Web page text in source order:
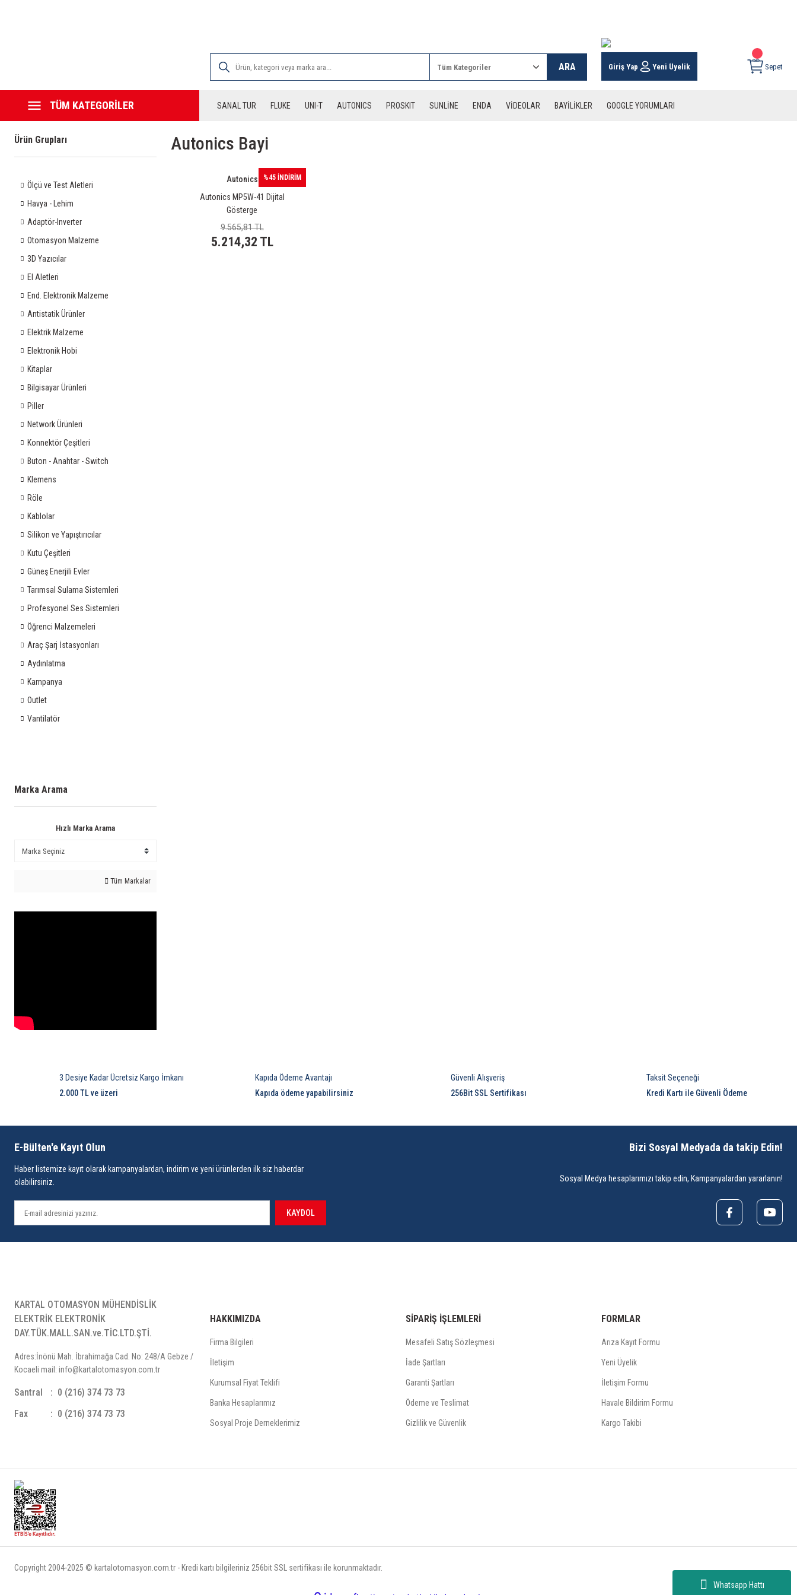
Whatsapp Hattı
ARA Giriş Yap Yeni Üyelik Sepet
TÜM KATEGORİLER SANAL TUR FLUKE UNI-T AUTONICS PROSKIT SUNLİNE ENDA VİDEOLAR BAYİLİKLER GOOGLE YORUMLARI
Ürün Grupları
Ölçü ve Test Aletleri
Havya - Lehim
Adaptör-Inverter
Otomasyon Malzeme
3D Yazıcılar
El Aletleri
End. Elektronik Malzeme
Antistatik Ürünler
Elektrik Malzeme
Elektronik Hobi
Kitaplar
Bilgisayar Ürünleri
Piller
Network Ürünleri
Konnektör Çeşitleri
Buton - Anahtar - Switch
Klemens
Röle
Kablolar
Silikon ve Yapıştırıcılar
Kutu Çeşitleri
Güneş Enerjili Evler
Tarımsal Sulama Sistemleri
Profesyonel Ses Sistemleri
Öğrenci Malzemeleri
Araç Şarj İstasyonları
Aydınlatma
Kampanya
Outlet
Vantilatör
Marka Arama
Hızlı Marka Arama
Tüm Markalar
Autonics Bayi
%45 İNDİRİM
Autonics
Autonics MP5W-41 Dijital
Gösterge
9.565,81 TL
5.214,32 TL
3 Desiye Kadar Ücretsiz Kargo İmkanı
2.000 TL ve üzeri
Kapıda Ödeme Avantajı
Kapıda ödeme yapabilirsiniz
Güvenli Alışveriş
256Bit SSL Sertifikası
Taksit Seçeneği
Kredi Kartı ile Güvenli Ödeme
E-Bülten'e Kayıt Olun
Haber listemize kayıt olarak kampanyalardan, indirim ve yeni ürünlerden ilk siz haberdar
olabilirsiniz.
KAYDOL
Bizi Sosyal Medyada da takip Edin!
Sosyal Medya hesaplarımızı takip edin, Kampanyalardan yararlanın!
KARTAL OTOMASYON MÜHENDİSLİK
ELEKTRİK ELEKTRONİK
DAY.TÜK.MALL.SAN.ve.TİC.LTD.ŞTİ.
Adres:İnönü Mah. İbrahimağa Cad. No: 248/A Gebze /
Kocaeli mail: info@kartalotomasyon.com.tr
Santral
0 (216) 374 73 73
Fax
0 (216) 374 73 73
HAKKIMIZDA
Firma Bilgileri
İletişim
Kurumsal Fiyat Teklifi
Banka Hesaplarımız
Sosyal Proje Derneklerimiz
SİPARİŞ İŞLEMLERİ
Mesafeli Satış Sözleşmesi
İade Şartları
Garanti Şartları
Ödeme ve Teslimat
Gizlilik ve Güvenlik
FORMLAR
Arıza Kayıt Formu
Yeni Üyelik
İletişim Formu
Havale Bildirim Formu
Kargo Takibi
Copyright 2004-2025 © kartalotomasyon.com.tr - Kredi kartı bilgileriniz 256bit SSL sertifikası ile korunmaktadır.